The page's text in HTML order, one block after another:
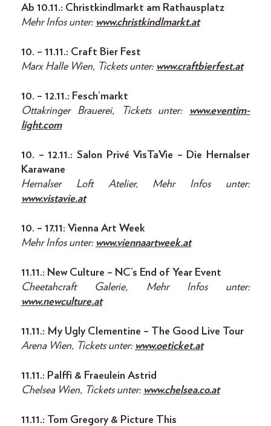
Ab 10.11.: Christkindlmarkt am Rathausplatz
Mehr Infos unter: www.christkindlmarkt.at
10. – 11.11.: Craft Bier Fest
Marx Halle Wien, Tickets unter: www.craftbierfest.at
10. – 12.11.: Fesch’markt
Ottakringer Brauerei, Tickets unter:
www.eventim-
light.com
10. – 12.11.: Salon Privé VisTaVie – Die Hernalser
Karawane
Hernalser Loft Atelier, Mehr Infos unter:
www.vistavie.at
10. – 17.11: Vienna Art Week
Mehr Infos unter: www.viennaartweek.at
11.11.: New Culture – NC’s End of Year Event
Cheetahcraft Galerie, Mehr Infos unter:
www.newculture.at
11.11.: My Ugly Clementine – The Good Live Tour
Arena Wien, Tickets unter: www.oeticket.at
11.11.: Palffi & Fraeulein Astrid
Chelsea Wien, Tickets unter: www.chelsea.co.at
11.11.: Tom Gregory & Picture This